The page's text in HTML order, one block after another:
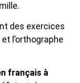
des exercices
l’orthographe
français à